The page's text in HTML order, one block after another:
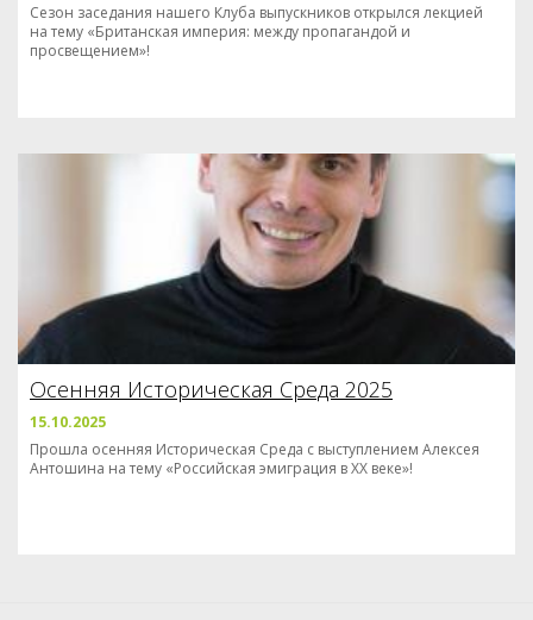
Сезон заседания нашего Клуба выпускников открылся лекцией
на тему «Британская империя: между пропагандой и
просвещением»!
Осенняя Историческая Среда 2025
15.10.2025
Прошла осенняя Историческая Среда с выступлением Алексея
Антошина на тему «Российская эмиграция в XX веке»!